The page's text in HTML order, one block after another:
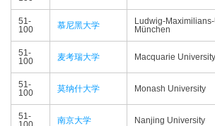
51-
100
慕尼黑大学
Ludwig-
München
51-
100
麦考瑞大学 Macquarie University
51-
100
莫纳什大学 Monash University
51-
南京大学 Nanjing University